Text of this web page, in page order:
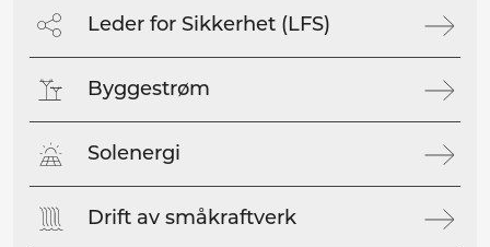
Leder for Sikkerhet (LFS)
Byggestrøm
Solenergi
Drift av småkraftverk